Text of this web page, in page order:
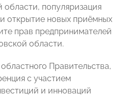
популяризация
открытие новых приёмных
прав предпринимателей
области.
Правительства,
с участием
и инноваций